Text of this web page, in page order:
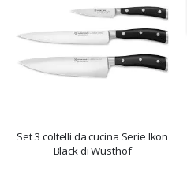
Set 3 coltelli da cucina Serie Ikon
Black di Wusthof